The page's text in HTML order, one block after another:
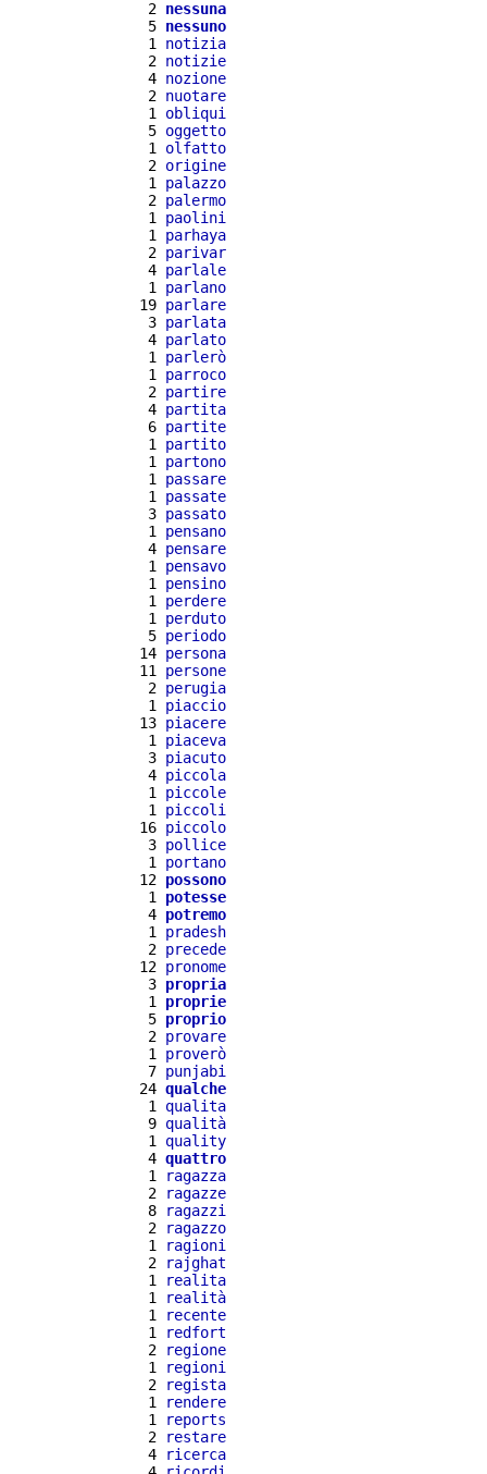
  2
nessuna
  5
nessuno
  1
notizia
  2
notizie
  4
nozione
  2
nuotare
  1
obliqui
  5
oggetto
  1
olfatto
  2
origine
  1
palazzo
  2
palermo
  1
paolini
  1
parhaya
  2
parivar
  4
parlale
  1
parlano
19 parlare
  3
parlata
  4
parlato
  1
parlerò
  1
parroco
  2
partire
  4
partita
  6
partite
  1
partito
  1
partono
  1
passare
  1
passate
  3
passato
  1
pensano
  4
pensare
  1
pensavo
  1
pensino
  1
perdere
  1
perduto
  5
periodo
14 persona
11 persone
  2
perugia
  1
piaccio
13 piacere
  1
piaceva
  3
piacuto
  4
piccola
  1
piccole
  1
piccoli
16 piccolo
  3
pollice
  1
portano
12 possono
  1
potesse
  4
potremo
  1
pradesh
  2
precede
12 pronome
  3
propria
  1
proprie
  5
proprio
  2
provare
  1
proverò
  7
punjabi
24 qualche
  1
qualita
  9
qualità
  1
quality
  4
quattro
  1
ragazza
  2
ragazze
  8
ragazzi
  2
ragazzo
  1
ragioni
  2
rajghat
  1
realita
  1
realità
  1
recente
  1
redfort
  2
regione
  1
regioni
  2
regista
  1
rendere
  1
reports
  2
restare
  4
ricerca